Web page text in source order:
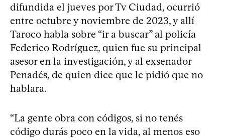
difundida el jueves por Tv Ciudad, ocurrió
entre octubre y noviembre de 2023, y allí
Taroco habla sobre “ir a buscar” al policía
Federico Rodríguez, quien fue su principal
asesor en la investigación, y al exsenador
Penadés, de quien dice que le pidió que no
hablara.
“La gente obra con códigos, si no tenés
código durás poco en la vida, al menos eso